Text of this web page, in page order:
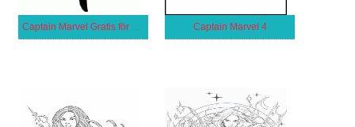
Captain Marvel Gratis för Barn Captain Marvel 4